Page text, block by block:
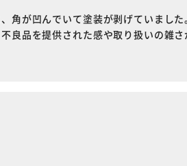
角が凹んでいて塗装が剥げていまし
良品を提供された感や取り扱いの雑